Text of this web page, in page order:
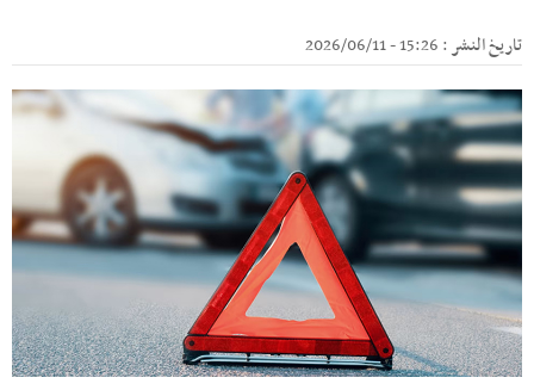
تاريخ النشر : 15:26 - 2026/06/11